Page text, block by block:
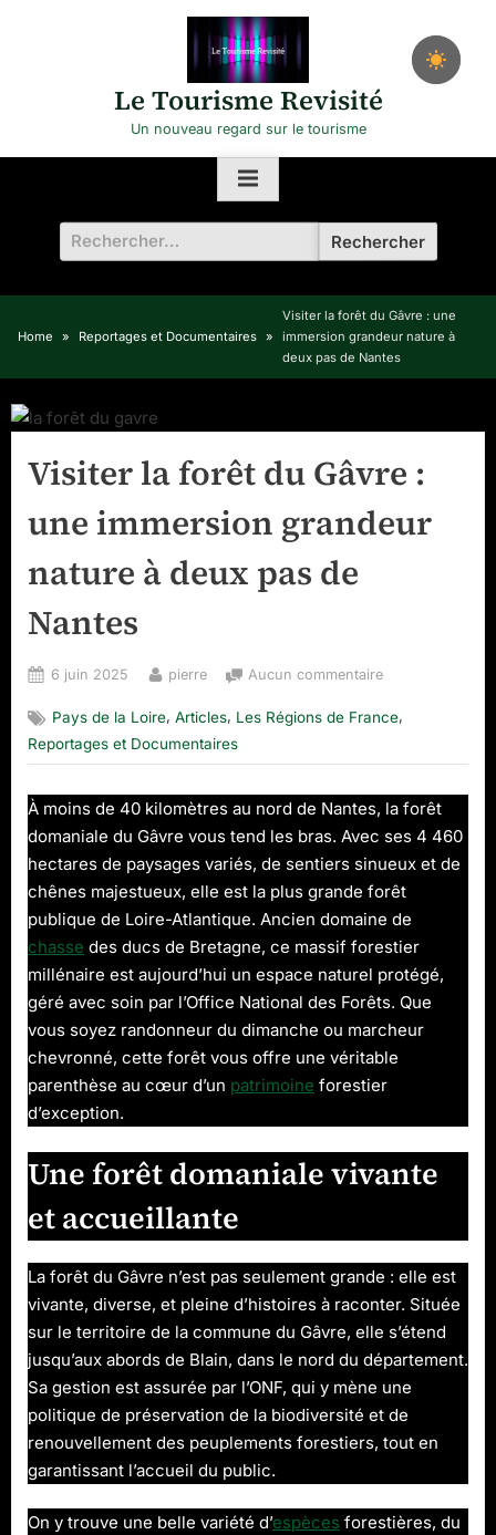
Le Tourisme Revisité
Un nouveau regard sur le tourisme
Rechercher :
Home Reportages et Documentaires
Visiter la forêt du Gâvre : une
immersion grandeur nature à
deux pas de Nantes
Visiter la forêt du Gâvre :
une immersion grandeur
nature à deux pas de
Nantes
Posted
6 juin 2025 By
pierre Aucun commentairesur
la
du
:
une
immersion
grandeur
à
deux
pas
de
Nantes
Pays de la Loire,Articles, Les Régions de France,
Reportages et Documentaires
À moins de 40 kilomètres au nord de Nantes, la forêt
domaniale du Gâvre vous tend les bras. Avec ses 4 460
hectares de paysages variés, de sentiers sinueux et de
chênes majestueux, elle est la plus grande forêt
publique de Loire-Atlantique. Ancien domaine de
chasse des ducs de Bretagne, ce massif forestier
millénaire est aujourd’hui un espace naturel protégé,
géré avec soin par l’Office National des Forêts. Que
vous soyez randonneur du dimanche ou marcheur
chevronné, cette forêt vous offre une véritable
parenthèse au cœur d’un patrimoine forestier
d’exception.
Une forêt domaniale vivante
et accueillante
La forêt du Gâvre n’est pas seulement grande : elle est
vivante, diverse, et pleine d’histoires à raconter. Située
sur le territoire de la commune du Gâvre, elle s’étend
jusqu’aux abords de Blain, dans le nord du département.
Sa gestion est assurée par l’ONF, qui y mène une
politique de préservation de la biodiversité et de
renouvellement des peuplements forestiers, tout en
garantissant l’accueil du public.
On y trouve une belle variété d’espèces forestières, du